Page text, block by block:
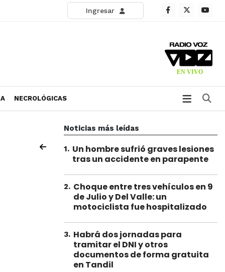
Ingresar
NECROLÓGICAS
Noticias más leídas
1. Un hombre sufrió graves lesiones
tras un accidente en parapente
2. Choque entre tres vehículos en 9
de Julio y Del Valle: un
motociclista fue hospitalizado
3. Habrá dos jornadas para
tramitar el DNI y otros
documentos de forma gratuita
en Tandil